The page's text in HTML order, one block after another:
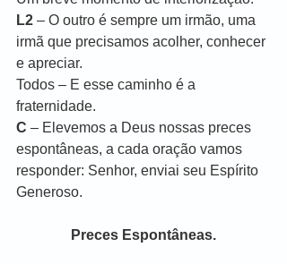
L2 – O outro é sempre um irmão, uma
irmã que precisamos acolher, conhecer
e apreciar.
Todos – E esse caminho é a
fraternidade.
C – Elevemos a Deus nossas preces
espontâneas, a cada oração vamos
responder: Senhor, enviai seu Espírito
Generoso.
Preces Espontâneas.